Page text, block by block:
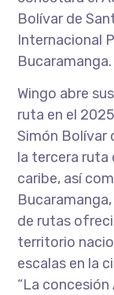
Bolívar de
Internacional
Bucaramanga.
Wingo abre
ruta en el
Simón Bolívar
la tercera ruta
caribe, así
de rutas
territorio
escalas en la
“La concesión